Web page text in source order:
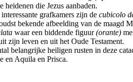
heidenen die Jezus aanbaden.
grafkamers zijn de cubicolo
bekende afbeelding van de maagd
waar een biddende figuur(orante)
zijn leven en uit het Oude Testament.
belangrijke heiligen rusten in deze
en Aquila en Prisca.